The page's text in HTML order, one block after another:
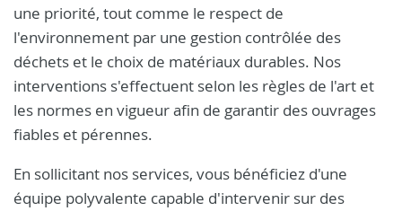
une priorité, tout comme le respect de
l'environnement par une gestion contrôlée des
déchets et le choix de matériaux durables. Nos
interventions s'effectuent selon les règles de l'art et
les normes en vigueur afin de garantir des ouvrages
fiables et pérennes.
En sollicitant nos services, vous bénéficiez d'une
équipe polyvalente capable d'intervenir sur des